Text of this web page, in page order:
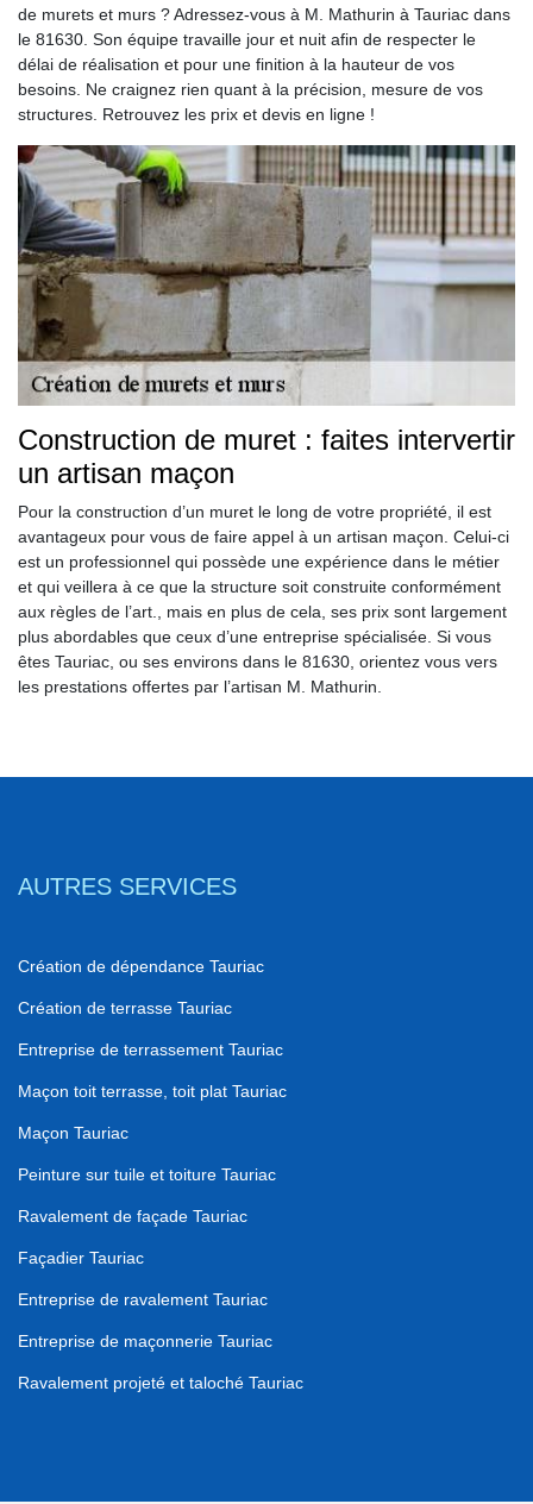
de murets et murs ? Adressez-vous à M. Mathurin à Tauriac dans
le 81630. Son équipe travaille jour et nuit afin de respecter le
délai de réalisation et pour une finition à la hauteur de vos
besoins. Ne craignez rien quant à la précision, mesure de vos
structures. Retrouvez les prix et devis en ligne !
Construction de muret : faites intervertir
un artisan maçon
Pour la construction d’un muret le long de votre propriété, il est
avantageux pour vous de faire appel à un artisan maçon. Celui-ci
est un professionnel qui possède une expérience dans le métier
et qui veillera à ce que la structure soit construite conformément
aux règles de l’art., mais en plus de cela, ses prix sont largement
plus abordables que ceux d’une entreprise spécialisée. Si vous
êtes Tauriac, ou ses environs dans le 81630, orientez vous vers
les prestations offertes par l’artisan M. Mathurin.
AUTRES SERVICES
Création de dépendance Tauriac
Création de terrasse Tauriac
Entreprise de terrassement Tauriac
Maçon toit terrasse, toit plat Tauriac
Maçon Tauriac
Peinture sur tuile et toiture Tauriac
Ravalement de façade Tauriac
Façadier Tauriac
Entreprise de ravalement Tauriac
Entreprise de maçonnerie Tauriac
Ravalement projeté et taloché Tauriac